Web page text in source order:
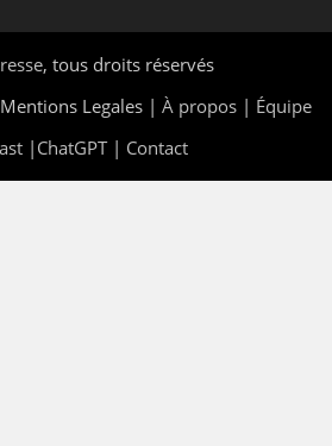
, tous droits réservés
Legales | À propos | Équipe
| ChatGPT| Contact